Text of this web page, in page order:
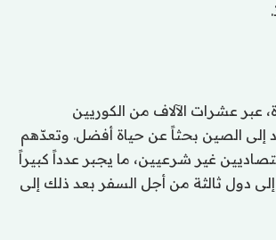
عبر عشرات الآلاف من الكوريين
إلى الصين بحثاً عن حياة أفضل. وتعدّهم
غير شرعيين، ما يجبر عدداً كبيراً
دول ثالثة من أجل السفر بعد ذلك إلى